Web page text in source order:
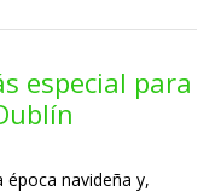
especial para
época navideña y,